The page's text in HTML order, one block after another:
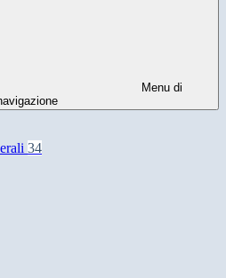
Menu di
34